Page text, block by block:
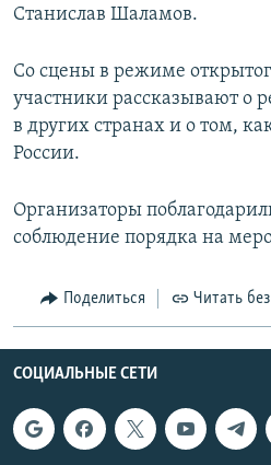
Станислав Шаламов.
Со сцены в режиме
участники рассказывают о
в других странах и о том,
России.
Организаторы
соблюдение порядка на
Поделиться Читать
СОЦИАЛЬНЫЕ СЕТИ